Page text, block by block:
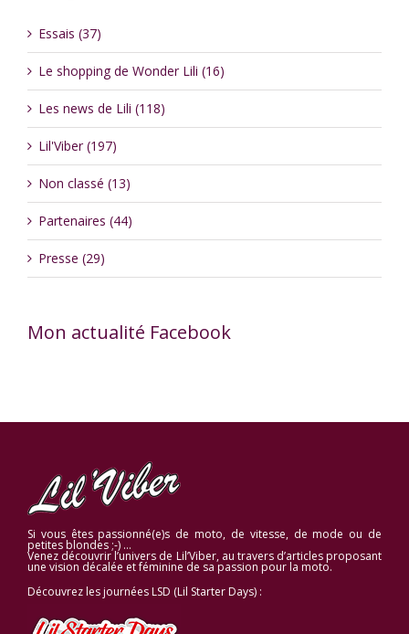
Essais (37)
Le shopping de Wonder Lili (16)
Les news de Lili (118)
Lil'Viber (197)
Non classé (13)
Partenaires (44)
Presse (29)
Mon actualité Facebook
Si vous êtes passionné(e)s de moto, de vitesse, de mode ou de
petites blondes ;-) …
Venez découvrir l’univers de Lil’Viber, au travers d’articles proposant
une vision décalée et féminine de sa passion pour la moto.
Découvrez les journées LSD (Lil Starter Days) :